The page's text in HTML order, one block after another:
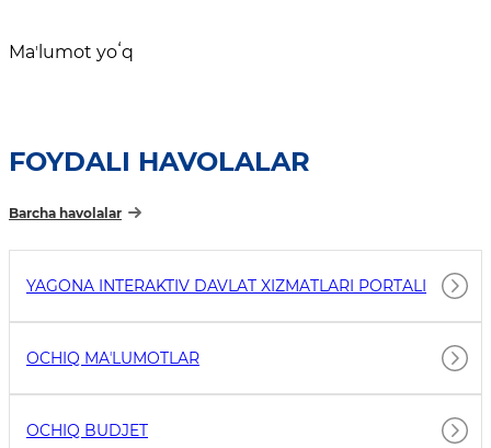
Maʼlumot yoʻq
FOYDALI HAVOLALAR
Barcha havolalar
YAGONA INTERAKTIV DAVLAT XIZMATLARI PORTALI
OCHIQ MAʼLUMOTLAR
OCHIQ BUDJET